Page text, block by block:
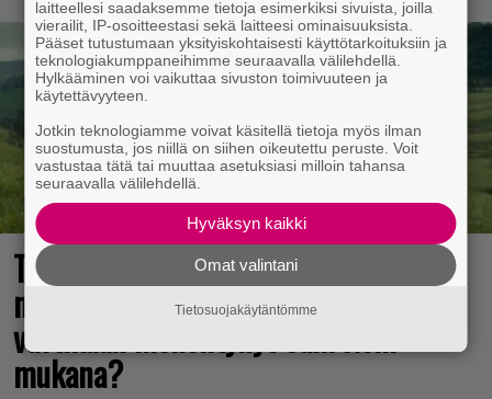
The Legend of Zelda -elokuvan
näyttelijöistä huhuillaan ahkerasti –
vastikään menehtynyt Sam Neill
mukana?
laitteellesi saadaksemme tietoja esimerkiksi sivuista, joilla
vierailit, IP-osoitteestasi sekä laitteesi ominaisuuksista.
Pääset tutustumaan yksityiskohtaisesti käyttötarkoituksiin ja
teknologiakumppaneihimme seuraavalla välilehdellä.
Hylkääminen voi vaikuttaa sivuston toimivuuteen ja
käytettävyyteen.
Jotkin teknologiamme voivat käsitellä tietoja myös ilman
suostumusta, jos niillä on siihen oikeutettu peruste. Voit
vastustaa tätä tai muuttaa asetuksiasi milloin tahansa
seuraavalla välilehdellä.
Hyväksyn kaikki
Omat valintani
Tietosuojakäytäntömme